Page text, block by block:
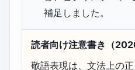
補足しました。
読者向け注意書き（
敬語表現は、文法上の